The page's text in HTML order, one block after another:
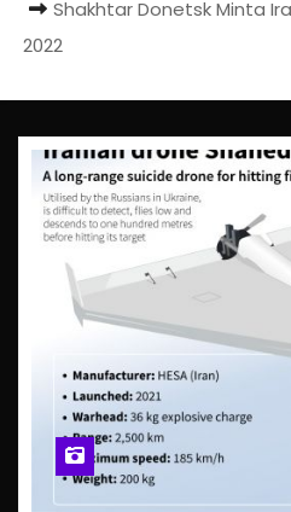
Shakhtar Donetsk Minta
2022